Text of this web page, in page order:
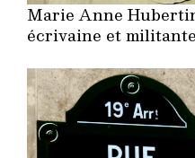
Marie Anne
écrivaine et